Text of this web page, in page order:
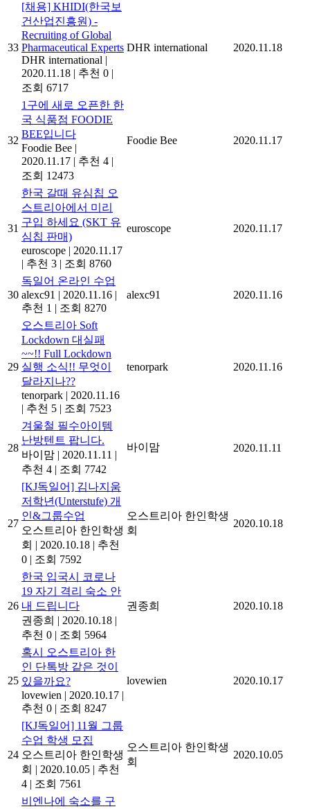
33
[채용] KHIDI(한국보
건산업진흥원) -
Recruiting of Global
Pharmaceutical Experts
DHR international |
2020.11.18 | 추천 0 |
조회 6717
DHR international 2020.11.18
32
1구에 새로 오픈한 한
국 식품점 FOODIE
BEE입니다
Foodie Bee |
2020.11.17 | 추천 4 |
조회 12473
Foodie Bee 2020.11.17
31
한국 갈때 유심칩 오
스트리아에서 미리
구입 하세요 (SKT 유
심칩 판매)
euroscope | 2020.11.17
| 추천 3 | 조회 8760
euroscope 2020.11.17
30
독일어 온라인 수업
alexc91 | 2020.11.16 |
추천 1 | 조회 8270
alexc91 2020.11.16
29
오스트리아 Soft
Lockdown 대실패
~~!! Full Lockdown
실행 소식!! 무엇이
달라지나??
tenorpark | 2020.11.16
| 추천 5 | 조회 7523
tenorpark 2020.11.16
28
겨울철 필수아이템
난방텐트 팝니다.
바이맘 | 2020.11.11 |
추천 4 | 조회 7742
바이맘 2020.11.11
27
[KJ독일어] 김나지움
저학년(Unterstufe) 개
인&그룹수업
오스트리아 한인학생
회 | 2020.10.18 | 추천
0 | 조회 7592
오스트리아 한인학생
회
2020.10.18
26
한국 입국시 코로나
19 자기 격리 숙소 안
내 드립니다
권종희 | 2020.10.18 |
추천 0 | 조회 5964
권종희 2020.10.18
25
혹시 오스트리아 한
인 단톡방 같은 것이
있을까요?
lovewien | 2020.10.17 |
추천 0 | 조회 8247
lovewien 2020.10.17
24
[KJ독일어] 11월 그룹
수업 학생 모집
오스트리아 한인학생
회 | 2020.10.05 | 추천
4 | 조회 7561
오스트리아 한인학생
회
2020.10.05
비엔나에 숙소를 구